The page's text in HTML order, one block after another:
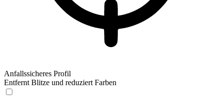
Anfallssicheres Profil
Entfernt Blitze und reduziert Farben